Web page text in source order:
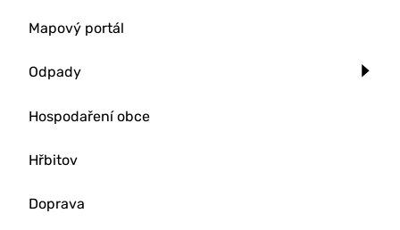
Mapový portál
Odpady
Hospodaření obce
Hřbitov
Doprava